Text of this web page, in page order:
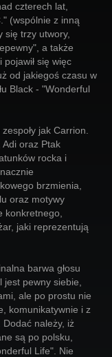
czterech lat,
(wspólnie z inną
się trzy utwory,
a także
się więc
od jakiegoś czasu w
Black - "Wonderful
jak Carrion.
Adi oraz Ptak
rocka i
brzmienia,
oraz motywy
konkretnego,
jaki reprezentują
barwa głosu
pewny siebie,
ale po prostu nie
komunikatywnie i z
należy, iż
są po polsku,
Life". Nie